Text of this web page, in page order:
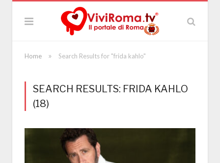
Home » Search Results for "frida kahlo"
SEARCH RESULTS: FRIDA KAHLO
(18)